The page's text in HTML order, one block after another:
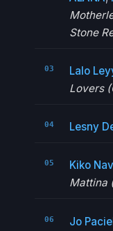
Stone
Lalo
Lovers
Lesny
Kiko
Mattina
Jo